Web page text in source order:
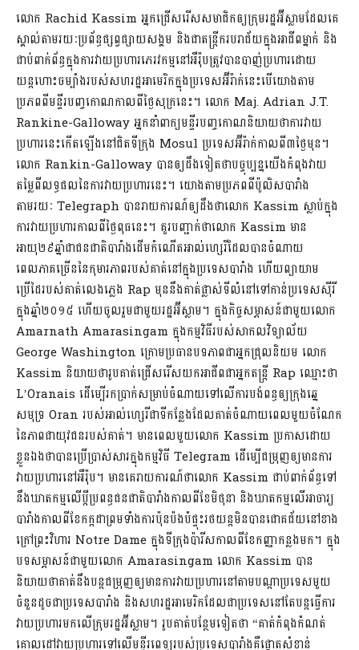
លោក Rachid Kassim អ្នកជ្រើសរើសសមាជិកឲ្យក្រុមរដ្ឋអ៊ីស្លាមដែលគេ
ស្គាល់តាមរយៈប្រព័ន្ធផ្សព្វផ្សាយសង្គម និងជាតន្ត្រីករបរាជ័យក្នុងអាជីពម្នាក់ និង
ជាប់ពាក់ព័ន្ធក្នុងការវាយប្រហារភេរវកម្មនៅអឺរ៉ុបត្រូវបានបាញ់ប្រហារដោយ
យន្តហោះចម្បាំងរបស់សហរដ្ឋអាមេរិកក្នុងប្រទេសអ៊ីរ៉ាក់នេះបើយោងតាម
ប្រភពពីមន្ទីរបញ្ចកោណកាលពីថ្ងៃសុក្រនេះ។ លោក Maj. Adrian J.T.
Rankine-Galloway អ្នកនាំពាក្យមន្ទីរបញ្ចកោណនិយាយថាការវាយ
ប្រហារនេះកើតឡើងនៅជិតទីក្រុង Mosul ប្រទេសអ៊ីរ៉ាក់កាលពី៣ថ្ងៃមុន។
លោក Rankin-Galloway បានឲ្យដឹងទៀតថាបច្ចុប្បន្នយើងកំពុងវាយ
តម្លៃពីលទ្ធផលនៃការវាយប្រហារនេះ។ យោងតាមប្រភពពីប៉ូលិសបារាំង
តាមរយៈ Telegraph បានរាយការណ៍ឲ្យដឹងថាលោក Kassim ស្លាប់ក្នុង
ការវាយប្រហារកាលពីថ្ងៃពុធនេះ។ គួរបញ្ជាក់ថាលោក Kassim មាន
អាយុ២៩ឆ្នាំជាជនជាតិបារាំងដើមកំណើតអាល់ហ្សេរីដែលបានចំណាយ
ពេលភាគច្រើននៃកុមារភាពរបស់គាត់នៅក្នុងប្រទេសបារាំង ហើយព្យាយាម
ប្រើដៃរបស់គាត់លេងភ្លេង Rap មុននឹងគាត់ផ្លាស់ទីលំនៅទៅកាន់ប្រទេសស៊ីរី
ក្នុងឆ្នាំ២០១៥ ហើយចូលរួមជាមួយរដ្ឋអ៊ីស្លាម។ ក្នុងកិច្ចសម្ភាសន៍ជាមួយលោក
Amarnath Amarasingam ក្នុងកម្មវិធីរបស់សាកលវិទ្យាល័យ
George Washington ក្រោមប្រធានបទភាពជាអ្នកជ្រុលនិយម លោក
Kassim និយាយថារូបគាត់ជ្រើសរើសយកអាជីពជាអ្នកតន្រ្តី Rap ឈ្មោះថា
L’Oranais ដើម្បើរកប្រាក់សម្រាប់ចំណាយទៅលើការបង់ពន្ធឲ្យក្រុងឆ្នេ
សមុទ្រ Oran របស់អាល់ហ្សេរីជាទីកន្លែងដែលគាត់ចំណាយពេលមួយចំណែក
នៃភាពជាយុវជនរបស់គាត់។ មានពេលមួយលោក Kassim ប្រកាសដោយ
ខ្លួនឯងថាបានប្រើប្រាស់សារក្នុងកម្មវិធី Telegram ដើម្បើជម្រុញឲ្យមានការ
វាយប្រហារនៅអឺរ៉ុប។ មានគេរាយការណ៍ថាលោក Kassim ជាប់ពាក់ព័ន្ធទៅ
នឹងឃាតកម្មលើប្តីប្រពន្ធជនជាតិបារាំងកាលពីខែមិថុនា និងឃាតកម្មលើអាចារ្យ
បារាំងកាលពីខែកក្កដាព្រមទាំងការប៉ុនប៉ងបំផ្ទុះរថយន្តមិនបានជោគជ័យនៅខាង
ក្រៅព្រះវិហារ Notre Dame ក្នុងទីក្រុងប៉ារីសកាលពីខែកញ្ញាកន្លងមក។ ក្នុង
បទសម្ភាសន៍ជាមួយលោក Amarasingam លោក Kassim បាន
និយាយថាគាត់នឹងបន្តជម្រុញឲ្យមានការវាយប្រហារនៅតាមបណ្តាប្រទេសមួយ
ចំនួនដូចជាប្រទេសបារាំង និងសហ​រដ្ឋ​អាមេរិកដែលជាប្រទេសនៅតែបន្តធ្វើការ
វាយប្រហារមកលើក្រុមរដ្ឋអ៊ីស្លាម។ រូបគាត់បន្ថែមទៀតថា “គាត់កំពុងកំណត់
គោលដៅវាយប្រហារទៅលើមន្ទីរពេទ្យរបស់ប្រទេសបារាំងគឺផ្ដោតសំខាន់